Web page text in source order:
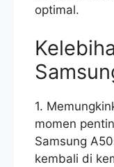
optimal.
1.
momen
Samsung
kembali di